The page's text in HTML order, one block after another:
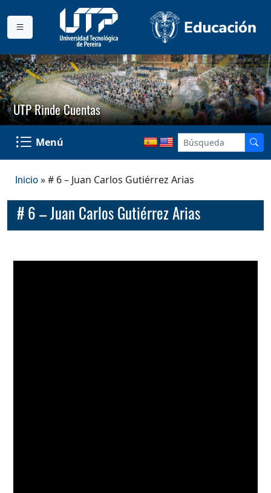
UTP Rinde Cuentas
Menú
Inicio » # 6 – Juan Carlos Gutiérrez Arias
# 6 – Juan Carlos Gutiérrez Arias